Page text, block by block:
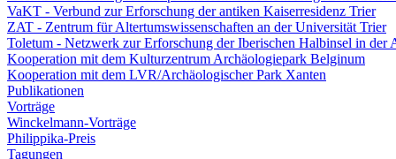
VaKT - Verbund zur Erforschung der antiken Kaiserresidenz Trier
ZAT - Zentrum für Altertumswissenschaften an der Universität Trier
Toletum - Netzwerk zur Erforschung der Iberischen Halbinsel in der
Kooperation mit dem Kulturzentrum Archäologiepark Belginum
Kooperation mit dem LVR/Archäologischer Park Xanten
Publikationen
Vorträge
Winckelmann-Vorträge
Philippika-Preis
Tagungen